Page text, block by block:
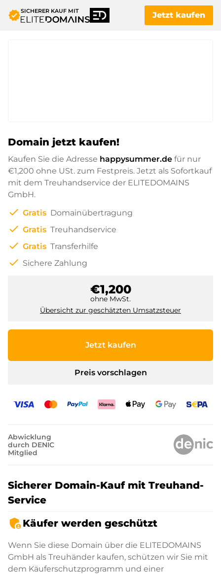
verifiedSICHERER KAUF MIT Jetzt kaufen
Domain jetzt kaufen!
Kaufen Sie die Adresse happysummer.de für nur
€1,200 ohne USt. zum Festpreis. Jetzt als Sofortkauf
mit dem Treuhandservice der ELITEDOMAINS
GmbH.
check Gratis Domainübertragung
check Gratis Treuhandservice
check Gratis Transferhilfe
check Sichere Zahlung
€1,200
ohne MwSt.
Übersicht zur geschätzten Umsatzsteuer
Jetzt kaufen
Preis vorschlagen
Abwicklung
durch DENIC
Mitglied
Sicherer Domain-Kauf mit Treuhand-
Service
admin_panel_settingsKäufer werden geschützt
Wenn Sie diese Domain über die ELITEDOMAINS
GmbH als Treuhänder kaufen, schützen wir Sie mit
dem Käuferschutzprogramm und einer